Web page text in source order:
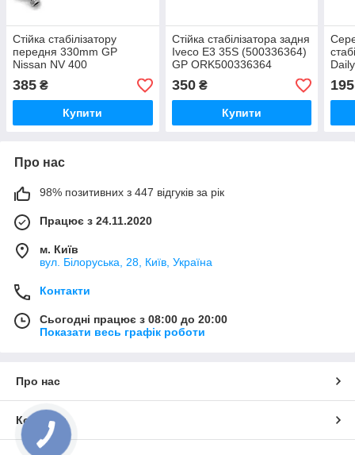
Стійка стабілізатору
передня 330mm GP
Nissan NV 400
385 ₴
Купити
Стійка стабілізатора задня
Iveco E3 35S (500336364)
GP ORK500336364
350₴
Купити
195
Про нас
98% позитивних з 447 відгуків за рік
Працює з 24.11.2020
м. Київ
вул. Білоруська, 28, Київ, Україна
Контакти
Сьогодні працює з 08:00 до 20:00
Показати весь графік роботи
Про нас
Контакти